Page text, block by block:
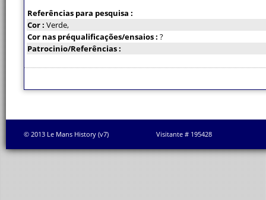
Referências para pesquisa :
Cor : Verde,
Cor nas préqualificações/ensaios : ?
Patrocinio/Referências :
© 2013 Le Mans History (v7) Visitante # 195428